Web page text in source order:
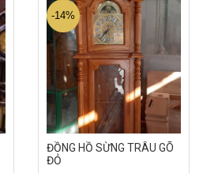
ĐỒNG HỒ SỪNG TRÂU GÕ
ĐỎ
-14%